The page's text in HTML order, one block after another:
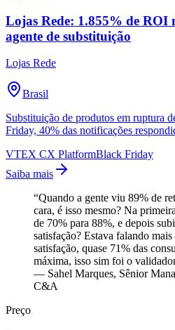
Lojas Rede: 1.855% de ROI
agente de substituição
Lojas Rede
Brasil
Substituição de produtos em ruptura
Friday, 40% das notificações
VTEX CX PlatformBlack Friday
Saiba mais
“Quando a gente viu 89% de
cara, é isso mesmo? Na
de 70% para 88%, e depois
satisfação? Estava falando
satisfação, quase 71% das
máxima, isso sim foi o
— Sahel Marques, Sênior
C&A
Preço